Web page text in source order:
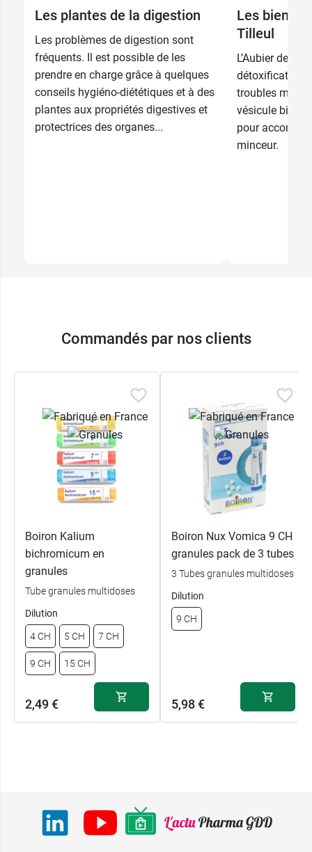
Les plantes de la digestion
Les problèmes de digestion sont
fréquents. Il est possible de les
prendre en charge grâce à quelques
conseils hygiéno-diététiques et à des
plantes aux propriétés digestives et
protectrices des organes...
Les
Tilleul
L’Aubier de
détoxification
troubles
vésicule
pour
minceur.
Commandés par nos clients
Boiron Kalium
bichromicum en
granules
Tube granules multidoses
Dilution
4 CH 5 CH 7 CH
9 CH 15 CH
2,49 €
Boiron Nux Vomica 9 CH
granules pack de 3 tubes
3 Tubes granules multidoses
Dilution
9 CH
5,98 €